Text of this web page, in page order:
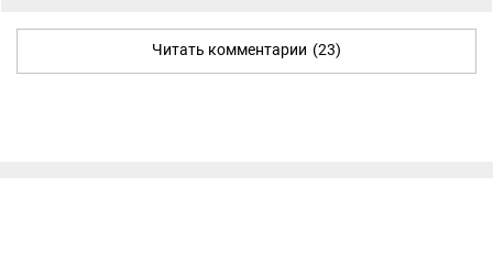
Читать комментарии (23)